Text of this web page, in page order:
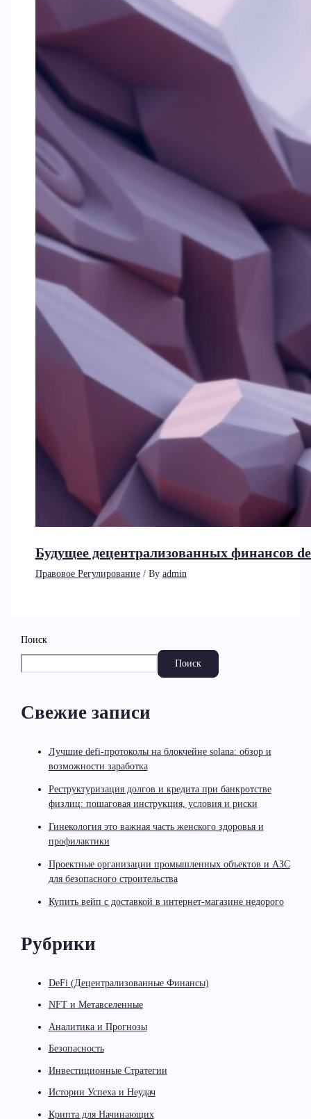
Будущее децентрализованных финансов
Правовое Регулирование/ By admin
Поиск
Поиск
Свежие записи
Лучшие defi-протоколы на блокчейне solana: обзор и
возможности заработка
Реструктуризация долгов и кредита при банкротстве
физлиц: пошаговая инструкция, условия и риски
Гинекология это важная часть женского здоровья и
профилактики
Проектные организации промышленных объектов и АЗС
для безопасного строительства
Купить вейп с доставкой в интернет-магазине недорого
Рубрики
DeFi (Децентрализованные Финансы)
NFT и Метавселенные
Аналитика и Прогнозы
Безопасность
Инвестиционные Стратегии
Истории Успеха и Неудач
Крипта для Начинающих